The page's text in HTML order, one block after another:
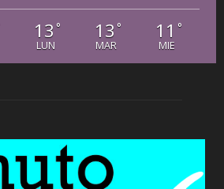
13 °
LUN
13 °
MAR
11 °
MIE